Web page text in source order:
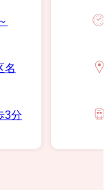
名
3分